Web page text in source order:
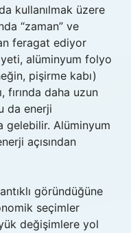
kullanılmak üzere
“zaman” ve
feragat ediyor
alüminyum folyo
pişirme kabı)
fırında daha uzun
da enerji
gelebilir. Alüminyum
açısından
göründüğüne
seçimler
değişimlere yol